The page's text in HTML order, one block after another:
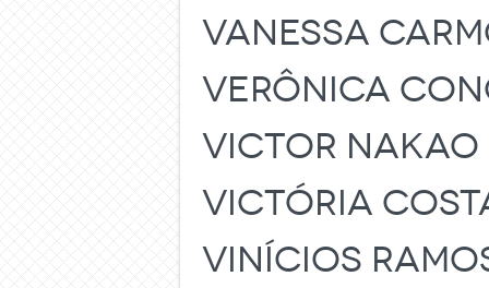
VANESSA
VERÔNICA
VICTOR NAKAO
VICTÓRIA
VINÍCIOS